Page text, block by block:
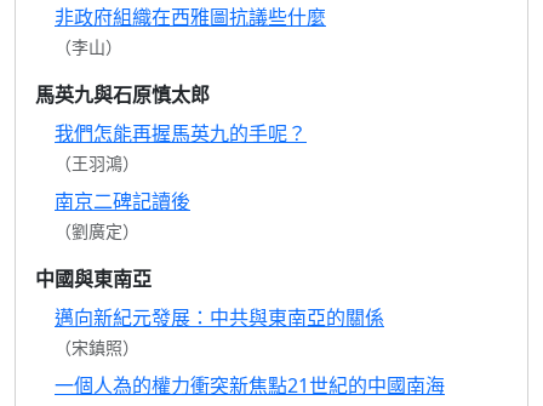
非政府組織在西雅圖抗議些什麼
（李山）
馬英九與石原慎太郎
我們怎能再握馬英九的手呢？
（王羽鴻）
南京二碑記讀後
（劉廣定）
中國與東南亞
邁向新紀元發展：中共與東南亞的關係
（宋鎮照）
一個人為的權力衝突新焦點21世紀的中國南海